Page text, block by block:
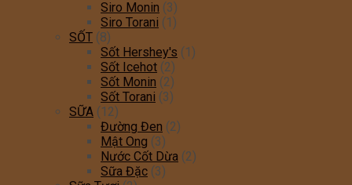
Siro Monin (3)
Siro Torani (1)
SỐT (8)
Sốt Hershey's (1)
Sốt Icehot (2)
Sốt Monin (2)
Sốt Torani (3)
SỮA (12)
Đường Đen (2)
Mật Ong (3)
Nước Cốt Dừa (2)
Sữa Đặc (3)